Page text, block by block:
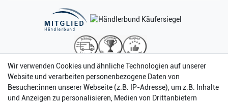
Wir verwenden Cookies und ähnliche Technologien auf unserer
Website und verarbeiten personenbezogene Daten von
Besucher:innen unserer Webseite (z.B. IP-Adresse), um z.B. Inhalte
und Anzeigen zu personalisieren, Medien von Drittanbietern